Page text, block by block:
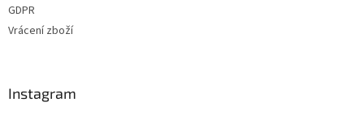
GDPR
Vrácení zboží
Instagram